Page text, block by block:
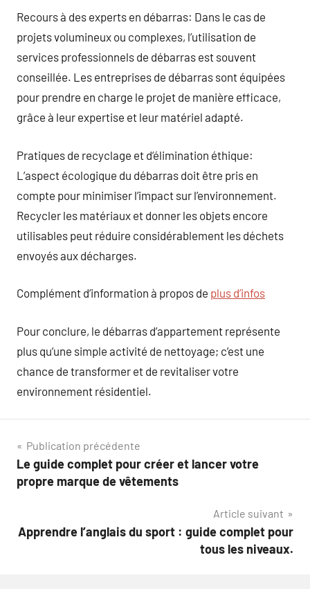
Recours à des experts en débarras: Dans le cas de
projets volumineux ou complexes, l’utilisation de
services professionnels de débarras est souvent
conseillée. Les entreprises de débarras sont équipées
pour prendre en charge le projet de manière efficace,
grâce à leur expertise et leur matériel adapté.
Pratiques de recyclage et d’élimination éthique:
L’aspect écologique du débarras doit être pris en
compte pour minimiser l’impact sur l’environnement.
Recycler les matériaux et donner les objets encore
utilisables peut réduire considérablement les déchets
envoyés aux décharges.
Complément d’information à propos de plus d’infos
Pour conclure, le débarras d’appartement représente
plus qu’une simple activité de nettoyage; c’est une
chance de transformer et de revitaliser votre
environnement résidentiel.
Navigation
de
Publication précédente
Le guide complet pour créer et lancer votre
propre marque de vêtements
Article suivant
Apprendre l’anglais du sport : guide complet pour
tous les niveaux.